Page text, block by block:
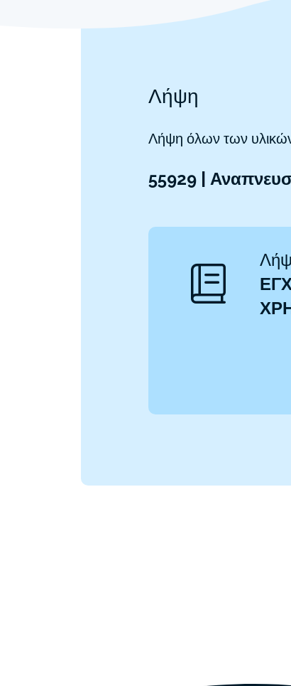
Λήψη
Λήψη όλων των
55929 |